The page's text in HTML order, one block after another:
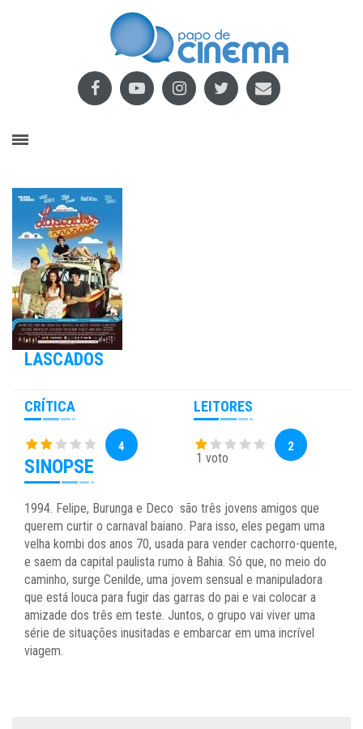
LASCADOS
CRÍTICA
4
LEITORES
1 voto
2
SINOPSE
1994. Felipe, Burunga e Deco são três jovens amigos que
querem curtir o carnaval baiano. Para isso, eles pegam uma
velha kombi dos anos 70, usada para vender cachorro-quente,
e saem da capital paulista rumo à Bahia. Só que, no meio do
caminho, surge Cenilde, uma jovem sensual e manipuladora
que está louca para fugir das garras do pai e vai colocar a
amizade dos três em teste. Juntos, o grupo vai viver uma
série de situações inusitadas e embarcar em uma incrível
viagem.